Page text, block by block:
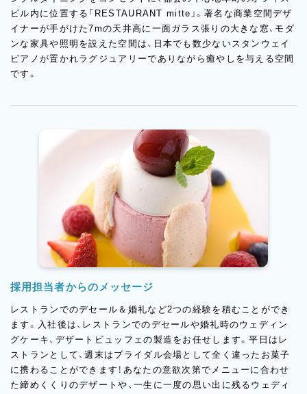
ビル内に位置する「RESTAURANT mitte」。著名な商業空間デザ
イナーが手がけた7mの天井高に一面ガラス張りの大きな窓、モダ
ンな家具や照明を設えた空間は、日本でも数少ないスタンウェイ
ピアノが置かれラグジュアリーでありながら癒やしを与える空間
です。
採用担当者からのメッセージ
レストランでのデセール＆婚礼など2つの経験を積むことができ
ます。入社後は、レストランでのデセールや婚礼時のウェディン
グケーキ、デザートビュッフェの製造をお任せします。平日はレ
ストランとして、週末はブライダル会場として全く違ったお菓子
に携わることができます！あなたの意欲次第でメニューに合わせ
た締めくくりのデザートや、一生に一度の思い出に残るウェディ